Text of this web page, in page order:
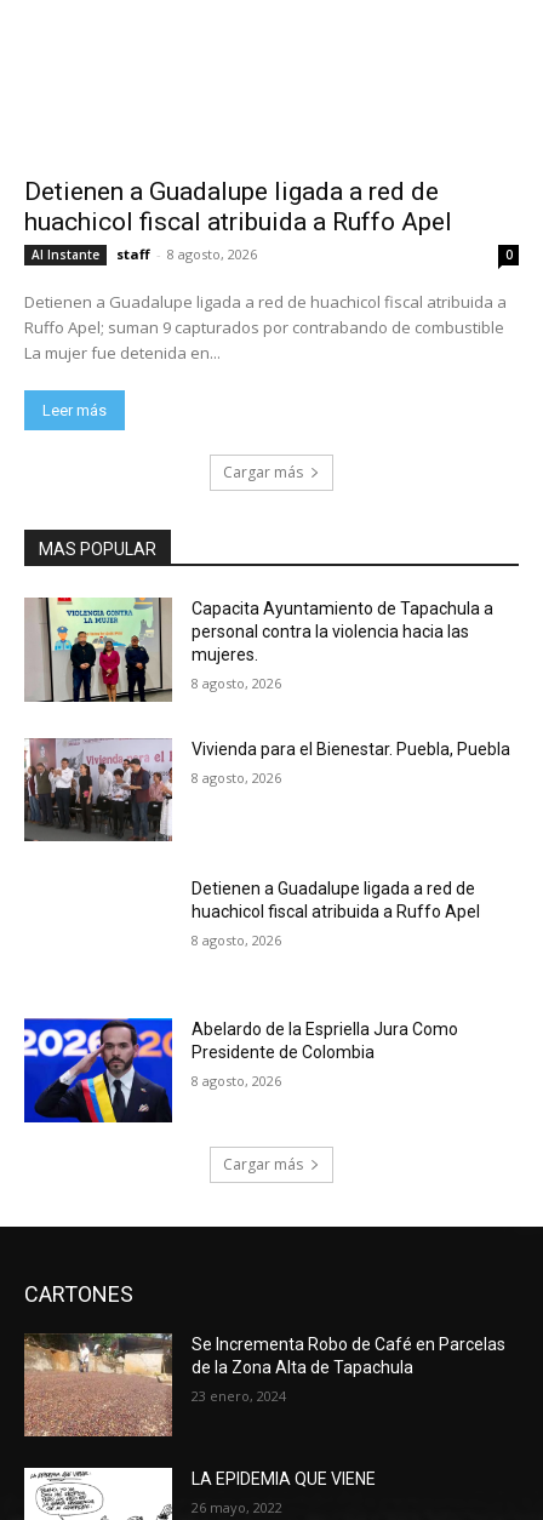
Detienen a Guadalupe ligada a red de
huachicol fiscal atribuida a Ruffo Apel
Al Instante staff - 8 agosto, 2026 0
Detienen a Guadalupe ligada a red de huachicol fiscal atribuida a
Ruffo Apel; suman 9 capturados por contrabando de combustible
La mujer fue detenida en...
Leer más
Cargar más
MAS POPULAR
Capacita Ayuntamiento de Tapachula a
personal contra la violencia hacia las
mujeres.
8 agosto, 2026
Vivienda para el Bienestar. Puebla, Puebla
8 agosto, 2026
Detienen a Guadalupe ligada a red de
huachicol fiscal atribuida a Ruffo Apel
8 agosto, 2026
Abelardo de la Espriella Jura Como
Presidente de Colombia
8 agosto, 2026
Cargar más
CARTONES
Se Incrementa Robo de Café en Parcelas
de la Zona Alta de Tapachula
23 enero, 2024
LA EPIDEMIA QUE VIENE
26 mayo, 2022